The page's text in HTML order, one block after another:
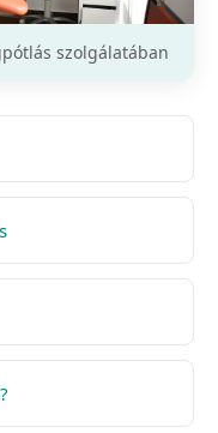
szolgálatában